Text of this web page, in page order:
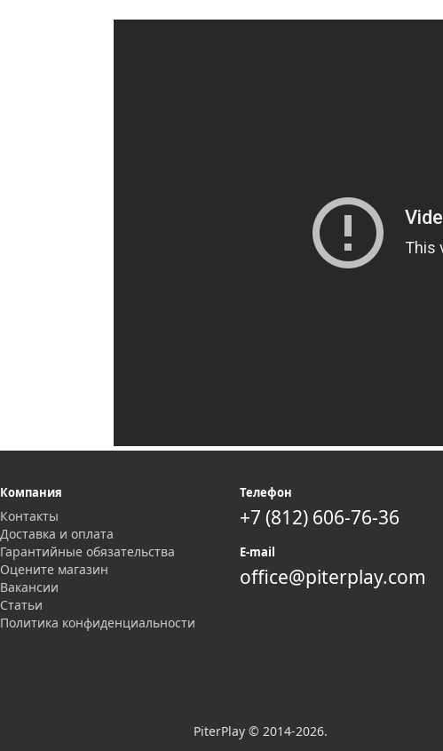
Компания
Контакты
Доставка и оплата
Гарантийные обязательства
Оцените магазин
Вакансии
Статьи
Политика конфиденциальности
Телефон
+7 (812) 606-76-36
E-mail
office@piterplay.com
PiterPlay © 2014-2026.